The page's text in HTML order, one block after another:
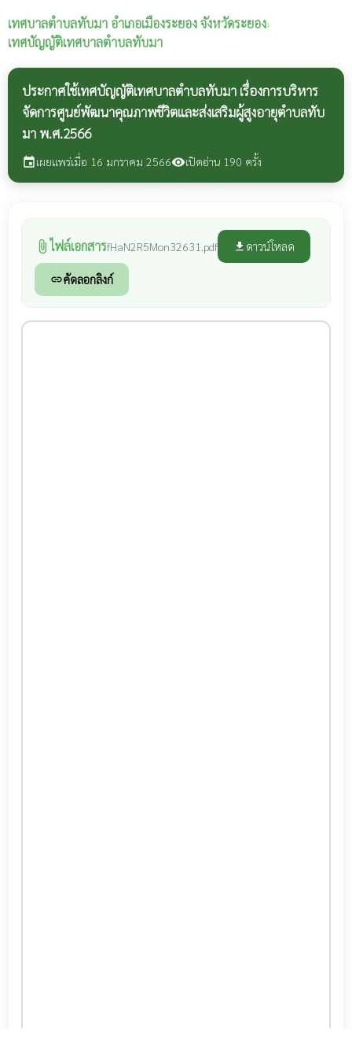
เทศบาลตำบลทับมา อำเภอเมืองระยอง จังหวัดระยอง›
เทศบัญญัติเทศบาลตำบลทับมา
ประกาศใช้เทศบัญญัติเทศบาลตำบลทับมา เรื่องการบริหาร
จัดการศูนย์พัฒนาคุณภาพชีวิตและส่งเสริมผู้สูงอายุตำบลทับ
มา พ.ศ.2566
eventเผยแพร่เมื่อ 16 มกราคม 2566visibilityเปิดอ่าน 190 ครั้ง
attach_file ไฟล์เอกสารfHaN2R5Mon32631.pdf file_download ดาวน์โหลด
linkคัดลอกลิงก์